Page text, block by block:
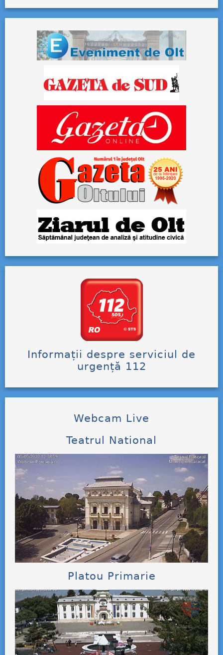
Informații despre serviciul de
urgență 112
Webcam Live
Teatrul National
Platou Primarie